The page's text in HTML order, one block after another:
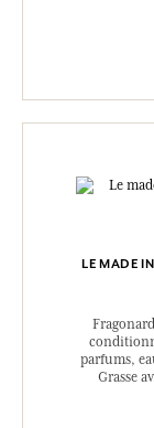
LE MADE
parfums,
Grasse